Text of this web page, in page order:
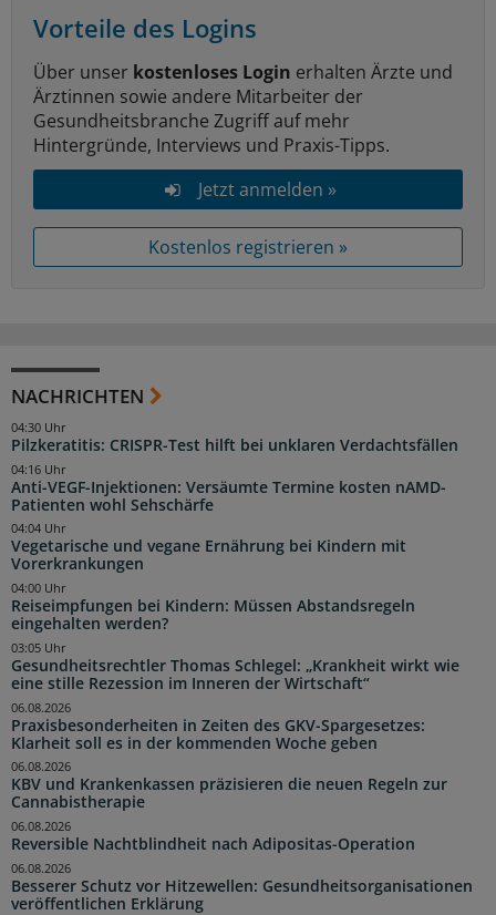
Vorteile des Logins
Über unser kostenloses Login erhalten Ärzte und
Ärztinnen sowie andere Mitarbeiter der
Gesundheitsbranche Zugriff auf mehr
Hintergründe, Interviews und Praxis-Tipps.
Jetzt anmelden »
Kostenlos registrieren »
NACHRICHTEN
Pilzkeratitis: CRISPR-Test hilft bei unklaren Verdachtsfällen
04:30 Uhr
Anti-VEGF-Injektionen: Versäumte Termine kosten nAMD-
Patienten wohl Sehschärfe
04:16 Uhr
Vegetarische und vegane Ernährung bei Kindern mit
Vorerkrankungen
04:04 Uhr
Reiseimpfungen bei Kindern: Müssen Abstandsregeln
eingehalten werden?
04:00 Uhr
Gesundheitsrechtler Thomas Schlegel: „Krankheit wirkt wie
eine stille Rezession im Inneren der Wirtschaft“
03:05 Uhr
Praxisbesonderheiten in Zeiten des GKV-Spargesetzes:
Klarheit soll es in der kommenden Woche geben
06.08.2026
KBV und Krankenkassen präzisieren die neuen Regeln zur
Cannabistherapie
06.08.2026
Reversible Nachtblindheit nach Adipositas-Operation
06.08.2026
Besserer Schutz vor Hitzewellen: Gesundheitsorganisationen
veröffentlichen Erklärung
06.08.2026